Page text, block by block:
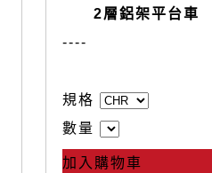
2層鋁架平台車
----
規格
數量
加入購物車